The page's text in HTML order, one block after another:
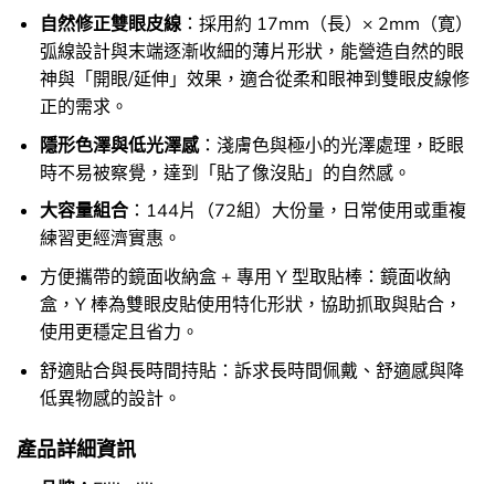
自然修正雙眼皮線：採用約 17mm（長）× 2mm（寛）
弧線設計與末端逐漸收細的薄片形狀，能營造自然的眼
神與「開眼/延伸」效果，適合從柔和眼神到雙眼皮線修
正的需求。
隱形色澤與低光澤感：淺膚色與極小的光澤處理，眨眼
時不易被察覺，達到「貼了像沒貼」的自然感。
大容量組合：144片（72組）大份量，日常使用或重複
練習更經濟實惠。
方便攜帶的鏡面收納盒 + 專用 Y 型取貼棒：鏡面收納
盒，Y 棒為雙眼皮貼使用特化形狀，協助抓取與貼合，
使用更穩定且省力。
舒適貼合與長時間持貼：訴求長時間佩戴、舒適感與降
低異物感的設計。
產品詳細資訊